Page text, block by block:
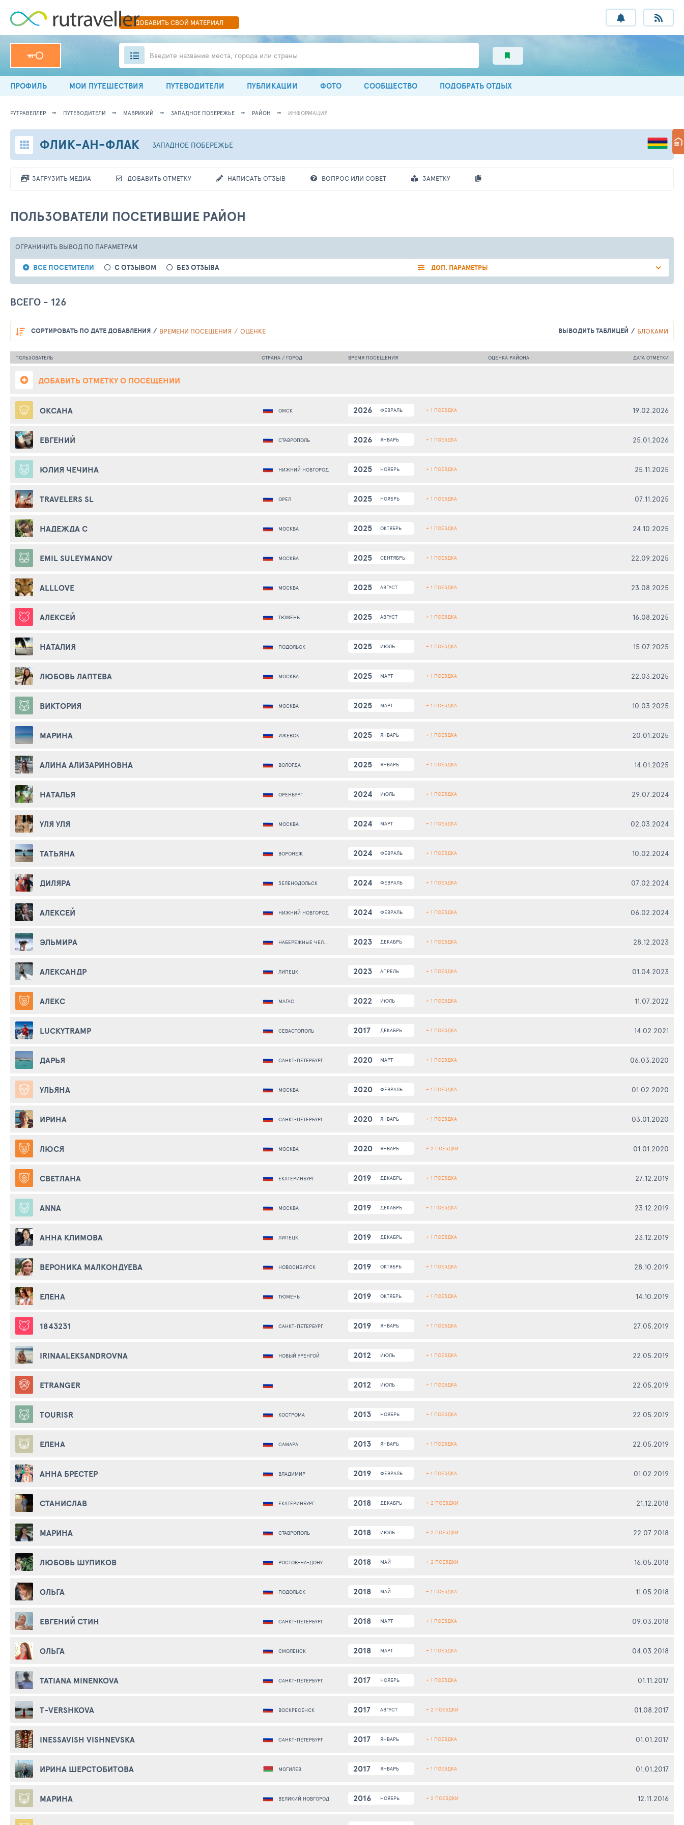
ДОБАВИТЬСВОЙ МАТЕРИАЛ
Введите название места, города или страны
ПРОФИЛЬ МОИ ПУТЕШЕСТВИЯ ПУТЕВОДИТЕЛИ ПУБЛИКАЦИИ ФОТО СООБЩЕСТВО ПОДОБРАТЬ ОТДЫХ
РУТРАВЕЛЛЕР ПУТЕВОДИТЕЛИ МАВРИКИЙ ЗАПАДНОЕ ПОБЕРЕЖЬЕ РАЙОН ИНФОРМАЦИЯ
ФЛИК-АН-ФЛАК ЗАПАДНОЕ ПОБЕРЕЖЬЕ
ЗАГРУЗИТЬ МЕДИА ДОБАВИТЬ ОТМЕТКУ НАПИСАТЬ ОТЗЫВ ВОПРОС ИЛИ СОВЕТ ЗАМЕТКУ
ПОЛЬЗОВАТЕЛИ ПОСЕТИВШИЕ РАЙОН
ОГРАНИЧИТЬ ВЫВОД ПО ПАРАМЕТРАМ
ВСЕ ПОСЕТИТЕЛИ С ОТЗЫВОМ БЕЗ ОТЗЫВА ДОП. ПАРАМЕТРЫ
ВСЕГО - 126
СОРТИРОВАТЬ ПО ДАТЕ ДОБАВЛЕНИЯ ВРЕМЕНИ ПОСЕЩЕНИЯ ОЦЕНКЕ ВЫВОДИТЬ ТАБЛИЦЕЙ БЛОКАМИ
ПОЛЬЗОВАТЕЛЬ СТРАНА / ГОРОД ВРЕМЯ ПОСЕЩЕНИЯ ОЦЕНКА РАЙОНА ДАТА ОТМЕТКИ
ДОБАВИТЬ ОТМЕТКУ О ПОСЕЩЕНИИ
ОКСАНА ОМСК 2026 ФЕВРАЛЬ + 1 ПОЕЗДКА 19.02.2026
ЕВГЕНИЙ СТАВРОПОЛЬ 2026 ЯНВАРЬ + 1 ПОЕЗДКА 25.01.2026
ЮЛИЯ ЧЕЧИНА НИЖНИЙ НОВГОРОД 2025 НОЯБРЬ + 1 ПОЕЗДКА 25.11.2025
TRAVELERS SL ОРЕЛ 2025 НОЯБРЬ + 1 ПОЕЗДКА 07.11.2025
НАДЕЖДА С МОСКВА 2025 ОКТЯБРЬ + 1 ПОЕЗДКА 24.10.2025
EMIL SULEYMANOV МОСКВА 2025 СЕНТЯБРЬ + 1 ПОЕЗДКА 22.09.2025
ALLLOVE МОСКВА 2025 АВГУСТ + 1 ПОЕЗДКА 23.08.2025
АЛЕКСЕЙ ТЮМЕНЬ 2025 АВГУСТ + 1 ПОЕЗДКА 16.08.2025
НАТАЛИЯ ПОДОЛЬСК 2025 ИЮЛЬ + 1 ПОЕЗДКА 15.07.2025
ЛЮБОВЬ ЛАПТЕВА МОСКВА 2025 МАРТ + 1 ПОЕЗДКА 22.03.2025
ВИКТОРИЯ МОСКВА 2025 МАРТ + 1 ПОЕЗДКА 10.03.2025
МАРИНА ИЖЕВСК 2025 ЯНВАРЬ + 1 ПОЕЗДКА 20.01.2025
АЛИНА АЛИЗАРИНОВНА ВОЛОГДА 2025 ЯНВАРЬ + 1 ПОЕЗДКА 14.01.2025
НАТАЛЬЯ ОРЕНБУРГ 2024 ИЮЛЬ + 1 ПОЕЗДКА 29.07.2024
УЛЯ УЛЯ МОСКВА 2024 МАРТ + 1 ПОЕЗДКА 02.03.2024
ТАТЬЯНА ВОРОНЕЖ 2024 ФЕВРАЛЬ + 1 ПОЕЗДКА 10.02.2024
ДИЛЯРА ЗЕЛЕНОДОЛЬСК 2024 ФЕВРАЛЬ + 1 ПОЕЗДКА 07.02.2024
АЛЕКСЕЙ НИЖНИЙ НОВГОРОД 2024 ФЕВРАЛЬ + 1 ПОЕЗДКА 06.02.2024
ЭЛЬМИРА НАБЕРЕЖНЫЕ ЧЕЛНЫ 2023 ДЕКАБРЬ + 1 ПОЕЗДКА 28.12.2023
АЛЕКСАНДР ЛИПЕЦК 2023 АПРЕЛЬ + 1 ПОЕЗДКА 01.04.2023
АЛЕКС МАГАС 2022 ИЮЛЬ + 1 ПОЕЗДКА 11.07.2022
LUCKYTRAMP СЕВАСТОПОЛЬ 2017 ДЕКАБРЬ + 1 ПОЕЗДКА 14.02.2021
ДАРЬЯ САНКТ-ПЕТЕРБУРГ 2020 МАРТ + 1 ПОЕЗДКА 06.03.2020
УЛЬЯНА МОСКВА 2020 ФЕВРАЛЬ + 1 ПОЕЗДКА 01.02.2020
ИРИНА САНКТ-ПЕТЕРБУРГ 2020 ЯНВАРЬ + 1 ПОЕЗДКА 03.01.2020
ЛЮСЯ МОСКВА 2020 ЯНВАРЬ + 2 ПОЕЗДКИ 01.01.2020
СВЕТЛАНА ЕКАТЕРИНБУРГ 2019 ДЕКАБРЬ + 1 ПОЕЗДКА 27.12.2019
ANNA МОСКВА 2019 ДЕКАБРЬ + 1 ПОЕЗДКА 23.12.2019
АННА КЛИМОВА ЛИПЕЦК 2019 ДЕКАБРЬ + 1 ПОЕЗДКА 23.12.2019
ВЕРОНИКА МАЛКОНДУЕВА НОВОСИБИРСК 2019 ОКТЯБРЬ + 1 ПОЕЗДКА 28.10.2019
ЕЛЕНА ТЮМЕНЬ 2019 ОКТЯБРЬ + 1 ПОЕЗДКА 14.10.2019
1843231 САНКТ-ПЕТЕРБУРГ 2019 ЯНВАРЬ + 1 ПОЕЗДКА 27.05.2019
IRINAALEKSANDROVNA НОВЫЙ УРЕНГОЙ 2012 ИЮЛЬ + 1 ПОЕЗДКА 22.05.2019
ETRANGER 2012 ИЮЛЬ + 1 ПОЕЗДКА 22.05.2019
TOURISR КОСТРОМА 2013 НОЯБРЬ + 1 ПОЕЗДКА 22.05.2019
ЕЛЕНА САМАРА 2013 ЯНВАРЬ + 1 ПОЕЗДКА 22.05.2019
АННА БРЕСТЕР ВЛАДИМИР 2019 ФЕВРАЛЬ + 1 ПОЕЗДКА 01.02.2019
СТАНИСЛАВ ЕКАТЕРИНБУРГ 2018 ДЕКАБРЬ + 2 ПОЕЗДКИ 21.12.2018
МАРИНА СТАВРОПОЛЬ 2018 ИЮЛЬ + 2 ПОЕЗДКИ 22.07.2018
ЛЮБОВЬ ШУПИКОВ РОСТОВ-НА-ДОНУ 2018 МАЙ + 2 ПОЕЗДКИ 16.05.2018
ОЛЬГА ПОДОЛЬСК 2018 МАЙ + 1 ПОЕЗДКА 11.05.2018
ЕВГЕНИЙ СТИН САНКТ-ПЕТЕРБУРГ 2018 МАРТ + 1 ПОЕЗДКА 09.03.2018
ОЛЬГА СМОЛЕНСК 2018 МАРТ + 1 ПОЕЗДКА 04.03.2018
TATIANA MINENKOVA САНКТ-ПЕТЕРБУРГ 2017 НОЯБРЬ + 1 ПОЕЗДКА 01.11.2017
T-VERSHKOVA ВОСКРЕСЕНСК 2017 АВГУСТ + 2 ПОЕЗДКИ 01.08.2017
INESSAVISH VISHNEVSKA САНКТ-ПЕТЕРБУРГ 2017 ЯНВАРЬ + 1 ПОЕЗДКА 01.01.2017
ИРИНА ШЕРСТОБИТОВА МОГИЛЕВ 2017 ЯНВАРЬ + 1 ПОЕЗДКА 01.01.2017
МАРИНА ВЕЛИКИЙ НОВГОРОД 2016 НОЯБРЬ + 2 ПОЕЗДКИ 12.11.2016